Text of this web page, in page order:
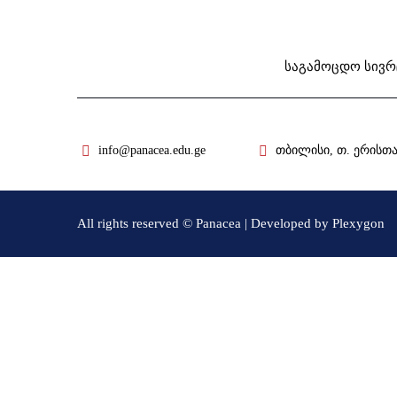
საგამოცდო
info@panacea.edu.ge თბილისი, თ.
All rights reserved © Panacea | Developed by Plexygon